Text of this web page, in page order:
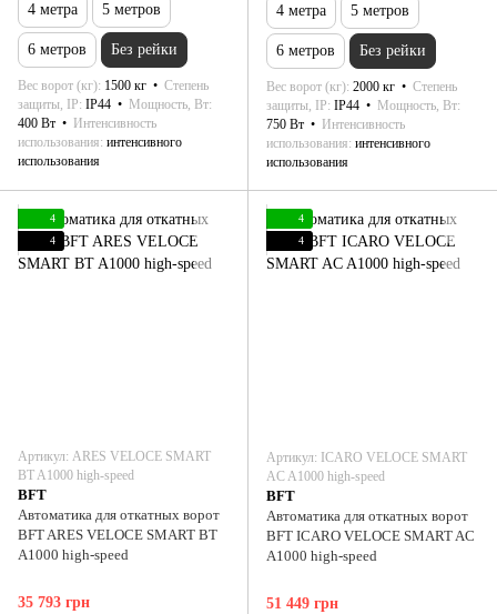
4 метра 5 метров
6 метров Без рейки
Вес ворот (кг) 1500 кг
Степень
защиты, IP IP44
Мощность, Вт
400 Вт
Интенсивность
использования интенсивного
использования
4 метра 5 метров
6 метров Без рейки
Вес ворот (кг) 2000 кг
Степень
защиты, IP IP44
Мощность, Вт
750 Вт
Интенсивность
использования интенсивного
использования
4
4
Артикул: ARES VELOCE SMART
BT A1000 high-speed
BFT
Автоматика для откатных ворот
BFT ARES VELOCE SMART BT
A1000 high-speed
35 793 грн
4
4
Артикул: ICARO VELOCE SMART
AC A1000 high-speed
BFT
Автоматика для откатных ворот
BFT ICARO VELOCE SMART AC
A1000 high-speed
51 449 грн